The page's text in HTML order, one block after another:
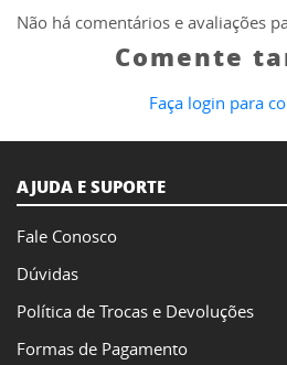
Não há comentários e avaliações
Comente
Faça login para
AJUDA E SUPORTE
Fale Conosco
Dúvidas
Política de Trocas e Devoluções
Formas de Pagamento